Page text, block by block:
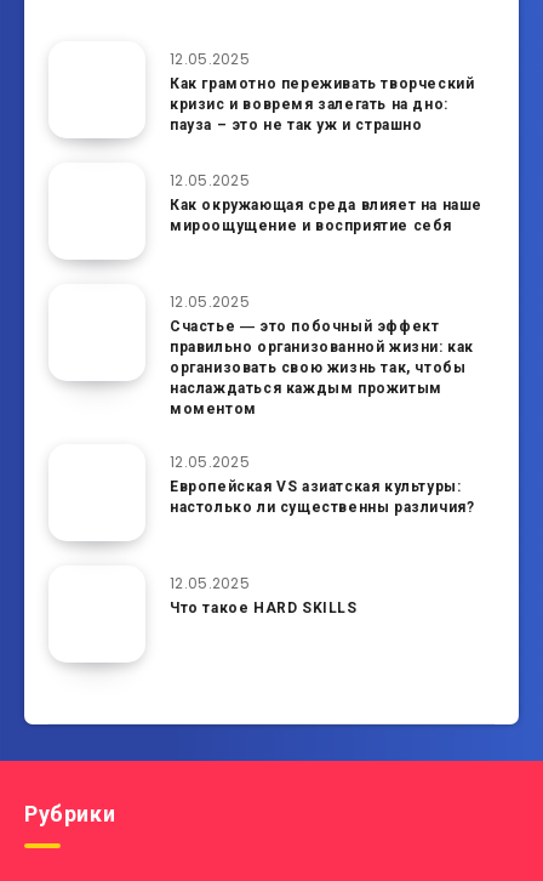
12.05.2025
Как грамотно переживать творческий
кризис и вовремя залегать на дно:
пауза – это не так уж и страшно
12.05.2025
Как окружающая среда влияет на наше
мироощущение и восприятие себя
12.05.2025
Счастье ― это побочный эффект
правильно организованной жизни: как
организовать свою жизнь так, чтобы
наслаждаться каждым прожитым
моментом
12.05.2025
Европейская VS азиатская культуры:
настолько ли существенны различия?
12.05.2025
Что такое HARD SKILLS
Рубрики